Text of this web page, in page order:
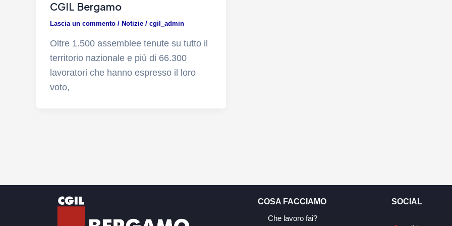
CGIL Bergamo
Lascia un commento / Notizie / cgil_admin
Oltre 1.500 assemblee tenute su tutto il
territorio nazionale e più di 66.300
lavoratori che hanno espresso il loro
voto,
COSA FACCIAMO
Che lavoro fai?
SOCIAL